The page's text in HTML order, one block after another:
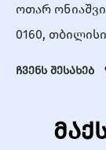
ოთარ
0160,
ჩვენს შესახებ